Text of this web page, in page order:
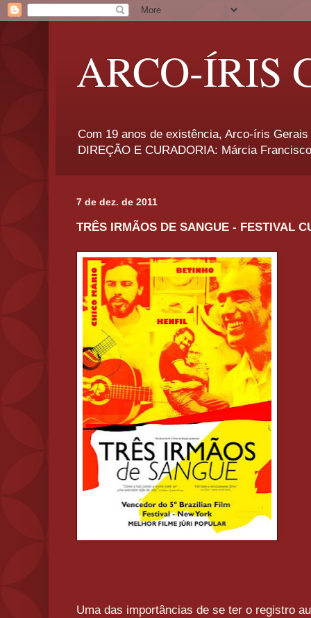
ARCO-ÍRIS
Com 19 anos de existência, Arco-íris
DIREÇÃO E CURADORIA: Márcia
7 de dez. de 2011
TRÊS IRMÃOS DE SANGUE - FESTIVAL
Uma das importâncias de se ter o registro